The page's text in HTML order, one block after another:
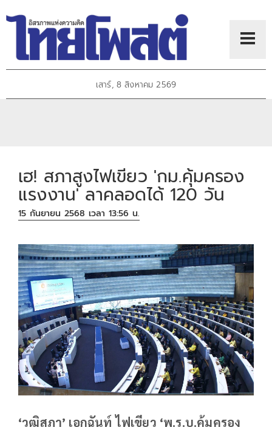
เสาร์, 8 สิงหาคม 2569
เฮ! สภาสูงไฟเขียว 'กม.คุ้มครอง
แรงงาน' ลาคลอดได้ 120 วัน
15 กันยายน 2568 เวลา 13:56 น.
‘วุฒิสภา’ เอกฉันท์ ไฟเขียว ‘พ.ร.บ.คุ้มครอง